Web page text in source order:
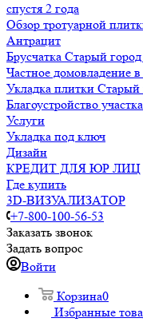
спустя 2 года
Обзор тротуарной
Антрацит
Брусчатка Старый
Частное домовладение
Укладка плитки
Благоустройство
Услуги
Укладка под ключ
Дизайн
КРЕДИТ ДЛЯ ЮР ЛИЦ
Где купить
3D-ВИЗУАЛИЗАТОР
+7-800-100-56-53
Заказать звонок
Задать вопрос
Войти
Корзина0
Избранные